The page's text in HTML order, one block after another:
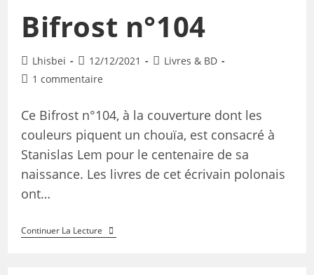
Bifrost n°104
Lhisbei 12/12/2021
Livres & BD
1 commentaire
Ce Bifrost n°104, à la couverture dont les
couleurs piquent un chouïa, est consacré à
Stanislas Lem pour le centenaire de sa
naissance. Les livres de cet écrivain polonais
ont…
Continuer La Lecture